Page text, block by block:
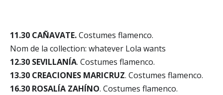
11.30 CAÑAVATE.Costumes flamenco.
Nom de la collection: whatever Lola wants
12.30 SEVILLANÍA. Costumes flamenco.
13.30 CREACIONES MARICRUZ. Costumes flamenco.
16.30 ROSALÍA ZAHÍNO. Costumes flamenco.